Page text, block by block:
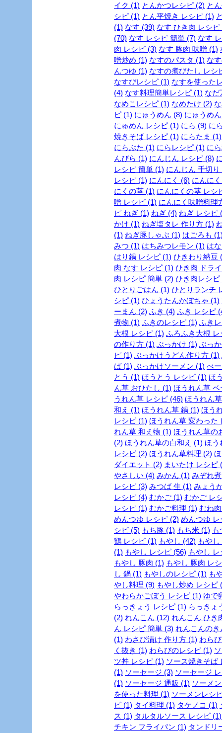
イク (1) とんかつレシピ (2) と
シピ (1) とん平焼き レシピ (1)
(1) なす (39) なす ひき肉 レシピ
(70) なす レシピ 簡単 (7) なす
肉 レシピ (3) なす 豚肉 味噌 (1)
噌炒め (1) なすのパスタ (1) な
んつゆ (1) なすの煮びたし レシ
なすびレシピ (1) なすを使った
(4) なす料理簡単レシピ (1) なだ
なめこレシピ (1) なめたけ (2)
ピ (1) にゅうめん (8) にゅうめ
にゅめん レシピ (1) にら (9) に
焼きそば レシピ (1) にらたま (1)
にらぶた (1) にらレシピ (1) に
んぴら (1) にんじん レシピ (8)
レシピ 簡単 (1) にんじん 千切り
レシピ (1) にんにく (6) にんに
にくの茎 (1) にんにくの茎 レシ
噌 レシピ (1) にんにく味噌料理
ピ ねぎ (1) ねぎ (4) ねぎ レシピ
かけ (1) ねぎ塩タレ 作り方 (1)
(1) ねぎ豚しゃぶ (1) はごろも
みつ (1) はちみつレモン (1) は
はり鍋 レシピ (1) ひきわり納豆
肉 なす レシピ (1) ひき肉 ドラ
肉 レシピ 簡単 (2) ひき肉レシピ
ひとりごはん (1) ひとりランチ
シピ (1) ひょうたんかぼちゃ (1)
ーまん (2) ふき (4) ふき レシピ
煮物 (1) ふきのレシピ (1) ふき
大根 レシピ (1) ふろふき大根
の作り方 (1) ぶっかけ (1) ぶっ
ピ (1) ぶっかけうどん作り方 (1)
ば (1) ぶっかけソーメン (1) べ
とう (1) ほうとう レシピ (1) ほ
ん草 おひたし (1) ほうれん草 ベ
うれん草 レシピ (46) ほうれん
和え (1) ほうれん草 鍋 (1) ほう
レシピ (1) ほうれん草 変わった
れん草 和え物 (1) ほうれん草の
(2) ほうれん草の白和え (1) ほう
レシピ (2) ほうれん草料理 (2)
ダイエット (2) まいたけ レシピ
やさしい (4) みかん (1) みぞれ
レシピ (3) みつば 生 (1) みょう
レシピ (4) むかご (1) むかご レ
レシピ (1) むかご料理 (1) むね
めんつゆ レシピ (2) めんつゆ
シピ (5) もち豚 (1) もち米 (1) も
鶏 レシピ (1) もやし (42) もや
(1) もやし レシピ (56) もやし
もやし 豚肉 (1) もやし 豚肉 レ
し 鍋 (1) もやしのレシピ (1) も
やし料理 (9) もやし炒め レシピ
やわらかごぼう レシピ (1) ゆで
らっきょう レシピ (1) らっきょ
(2) れんこん (12) れんこん ひき
ん レシピ 簡単 (3) れんこんの
(1) わさび漬け 作り方 (1) わら
く抜き (1) わらびのレシピ (1)
ツ丼 レシピ (1) ソース焼きそば
(1) ソーセージ (3) ソーセージ
(1) ソーセージ 通販 (1) ソーメ
を使った料理 (1) ソーメンレシ
ビ (1) タイ料理 (1) タケノコ (1)
ス (1) タルタルソース レシピ (1)
チキン フライパン (1) タンドリ